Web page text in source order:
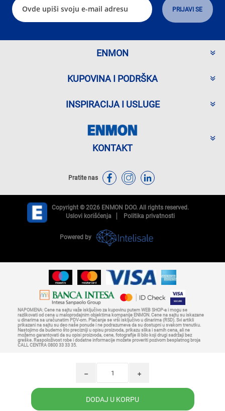
i
h
ENMON
KUPOVINA I PODRŠKA
INSPIRACIJA I USLUGE
KONTAKT
Pratite nas
Copyright © 2026 ENMON DOO. All rights reserved.
Uslovi korišćenja
Politika privatnosti
Powered by
NAPOMENA: Cene na sajtu važe isključivo za kupovinu putem WEB SHOP-a i mogu se
razlikovati od cena u maloprodajnim objektima kompanije ENMON. Cene na sajtu su iskazane
u dinarima sa uračunatim PDV-om. Plaćanje se vrši isključivo u dinarima (RSD). Svi artikli
prikazani na sajtu su deo naše ponude i ne podrazumeva da su dostupni u svakom trenutku.
Nastojimo da budemo što precizniji u opisu proizvoda, prikazu slika i samih cena, ali ne
možemo garantovati da su opisi proizvoda, cene, fotografije ili bilo koji drugi sadržaji bez
greške. Raspoloživost robe i dodatne informacije možete proveriti pozivom besplatnog broja
CALL CENTRA 0800 33 33 35.